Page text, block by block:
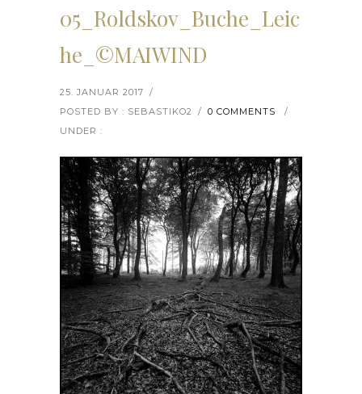
05_Roldskov_Buche_Leic
he_©MAIWIND
25. JANUAR 2017 /
POSTED BY : SEBASTIKO2 / 0 COMMENTS
/
UNDER :